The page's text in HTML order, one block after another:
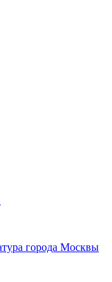
города Москвы